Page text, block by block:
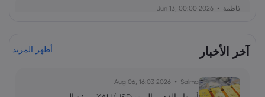
فاطمة 2026 Jun 13, 00:00
ارتداد قطاع رقائق التخزين: هل يمثل الذكاء
آخر الأخبار أظهر المزيد
Salma
2026 Aug 06, 16:03